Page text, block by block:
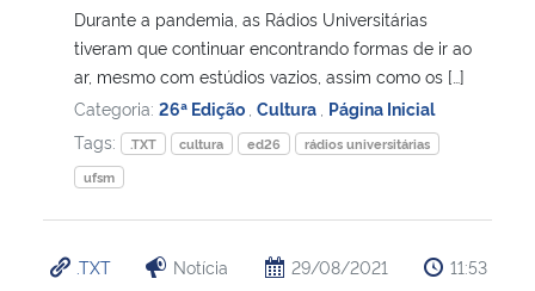
Durante a pandemia, as Rádios Universitárias
tiveram que continuar encontrando formas de ir ao
ar, mesmo com estúdios vazios, assim como os […]
Categoria: 26ª Edição Cultura Página Inicial
Tags:
.TXT cultura ed26
rádios universitárias
ufsm
.TXT Notícia 29/08/2021 11:53